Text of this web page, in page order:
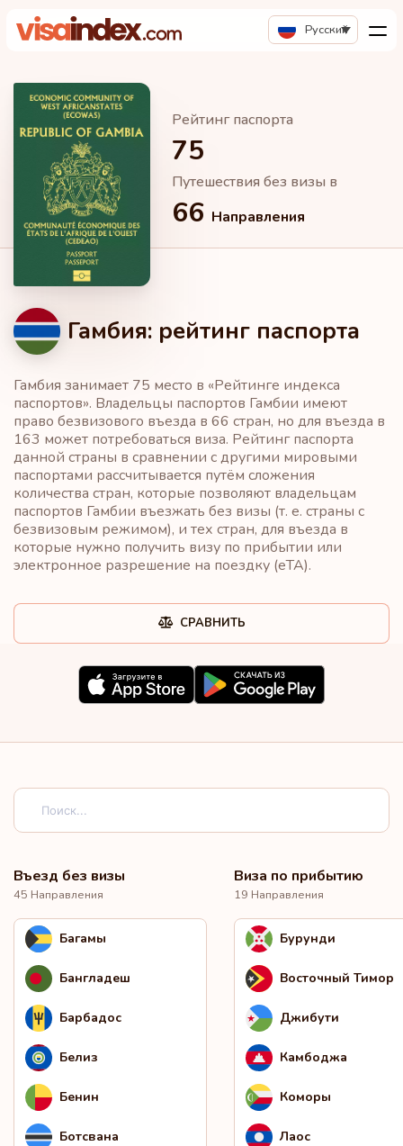
Русский
Рейтинг паспорта
75
Путешествия без визы в
66 Направления
Гамбия: рейтинг паспорта
Гамбия занимает 75 место в «Рейтинге индекса
паспортов». Владельцы паспортов Гамбии имеют
право безвизового въезда в 66 стран, но для въезда в
163 может потребоваться виза. Рейтинг паспорта
данной страны в сравнении с другими мировыми
паспортами рассчитывается путём сложения
количества стран, которые позволяют владельцам
паспортов Гамбии въезжать без визы (т. е. страны с
безвизовым режимом), и тех стран, для въезда в
которые нужно получить визу по прибытии или
электронное разрешение на поездку (eTA).
СРАВНИТЬ
Въезд без визы
45 Направления
Багамы
Бангладеш
Барбадос
Белиз
Бенин
Ботсвана
Виза по прибытию
19 Направления
Бурунди
Восточный Тимор
Джибути
Камбоджа
Коморы
Лаос